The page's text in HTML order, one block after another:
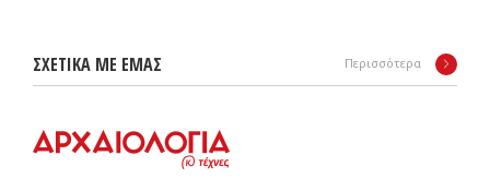
ΣΧΕΤΙΚΑ ΜΕ ΕΜΑΣ Περισσότερα